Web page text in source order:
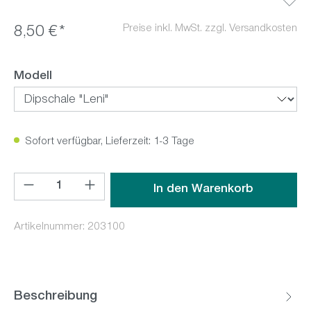
8,50 €* Preise inkl. MwSt. zzgl. Versandkosten
Modell
Sofort verfügbar, Lieferzeit: 1-3 Tage
Produkt Anzahl: Gib den gewünschten Wert ein oder
In den Warenkorb
Artikelnummer: 203100
Beschreibung